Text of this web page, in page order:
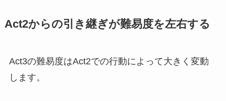
Act2からの引き継ぎが難易度を左右する
Act3の難易度はAct2での行動によって大きく変動
します。